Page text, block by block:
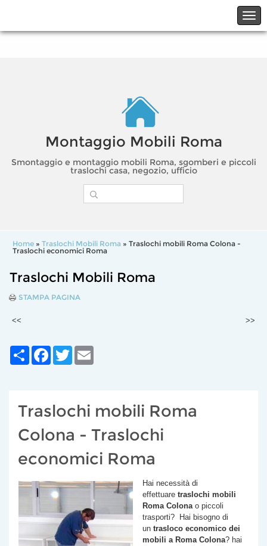
Montaggio Mobili Roma
Smontaggio e montaggio mobili Roma, sgomberi e piccoli
traslochi casa, negozio, ufficio
Home » Traslochi Mobili Roma » Traslochi mobili Roma Colona -
Traslochi economici Roma
Traslochi Mobili Roma
STAMPA PAGINA
<< >>
Share FacebookTwitter
Traslochi mobili Roma
Colona - Traslochi
economici Roma
Hai necessità di
effettuare traslochi mobili
Roma Colona o piccoli
trasporti? Hai bisogno di
un trasloco economico dei
mobili a Roma Colona? hai